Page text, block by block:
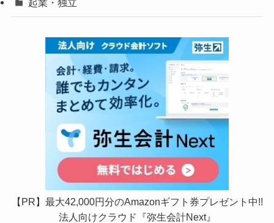
起業・独立
【PR】最大42,000円分のAmazonギフト券プレゼント中!!
法人向けクラウド『弥生会計Next』